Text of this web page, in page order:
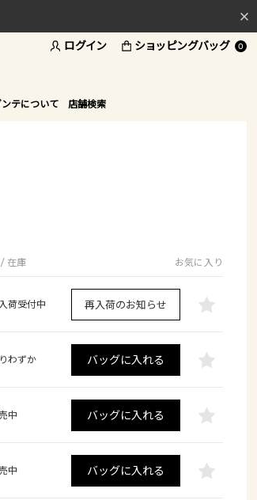
ログイン ショッピングバッグ 0
テについて 店舗検索
在庫 お気に入り
荷受付中 再入荷のお知らせ
わずか バッグに入れる
中 バッグに入れる
中 バッグに入れる